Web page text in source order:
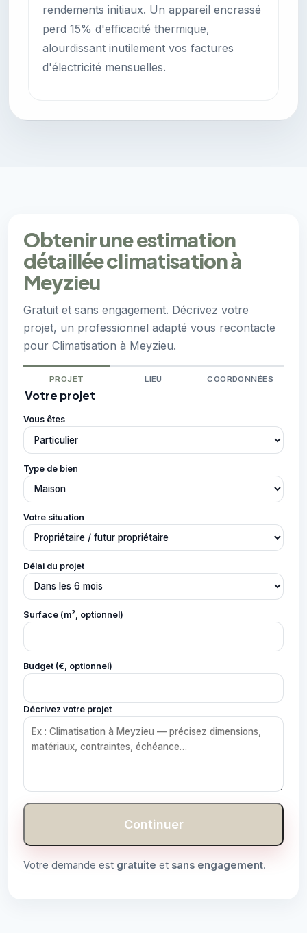
rendements initiaux. Un appareil encrassé
perd 15% d'efficacité thermique,
alourdissant inutilement vos factures
d'électricité mensuelles.
Obtenir une estimation
détaillée climatisation à
Meyzieu
Gratuit et sans engagement. Décrivez votre
projet, un professionnel adapté vous recontacte
pour Climatisation à Meyzieu.
PROJET LIEU COORDONNÉES
Votre projet
Vous êtes
Type de bien
Votre situation
Délai du projet
Surface (m², optionnel)
Budget (€, optionnel)
Décrivez votre projet
Continuer
Votre demande est gratuite et sans engagement.